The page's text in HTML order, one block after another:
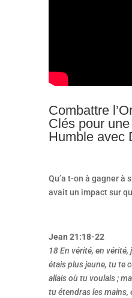
Combattre
Clés pour
Humble avec
Qu’a t-on à gagner à
avait un impact sur
Jean 21:18-22
18 En vérité, en vérité,
étais plus jeune, tu te
allais où tu voulais ;
tu étendras les mains,